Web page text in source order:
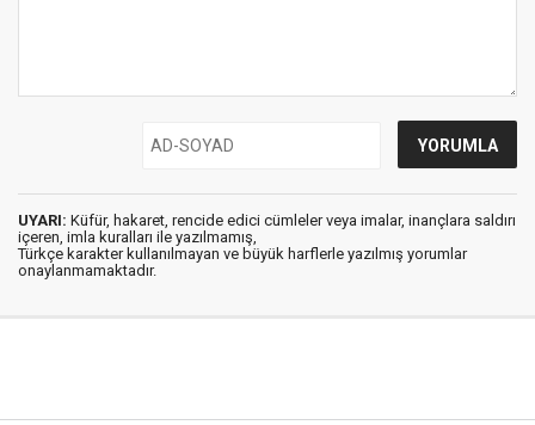
UYARI: Küfür, hakaret, rencide edici cümleler veya imalar, inançlara saldırı
içeren, imla kuralları ile yazılmamış,
Türkçe karakter kullanılmayan ve büyük harflerle yazılmış yorumlar
onaylanmamaktadır.